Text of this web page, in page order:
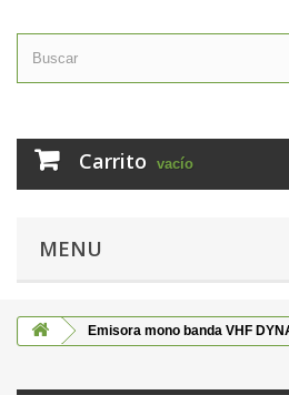
Carrito vacío
MENU
Emisora mono banda VHF